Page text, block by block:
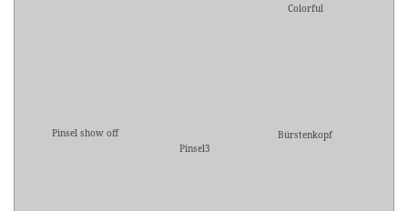
Colorful
Pinsel show off
Pinsel3
Bürstenkopf